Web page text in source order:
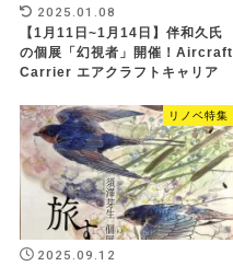
2025.01.08
【1月11日~1月14日】伴和久氏
の個展「幻視者」開催！Aircraft
Carrier エアクラフトキャリア
リノベ特集
2025.09.12